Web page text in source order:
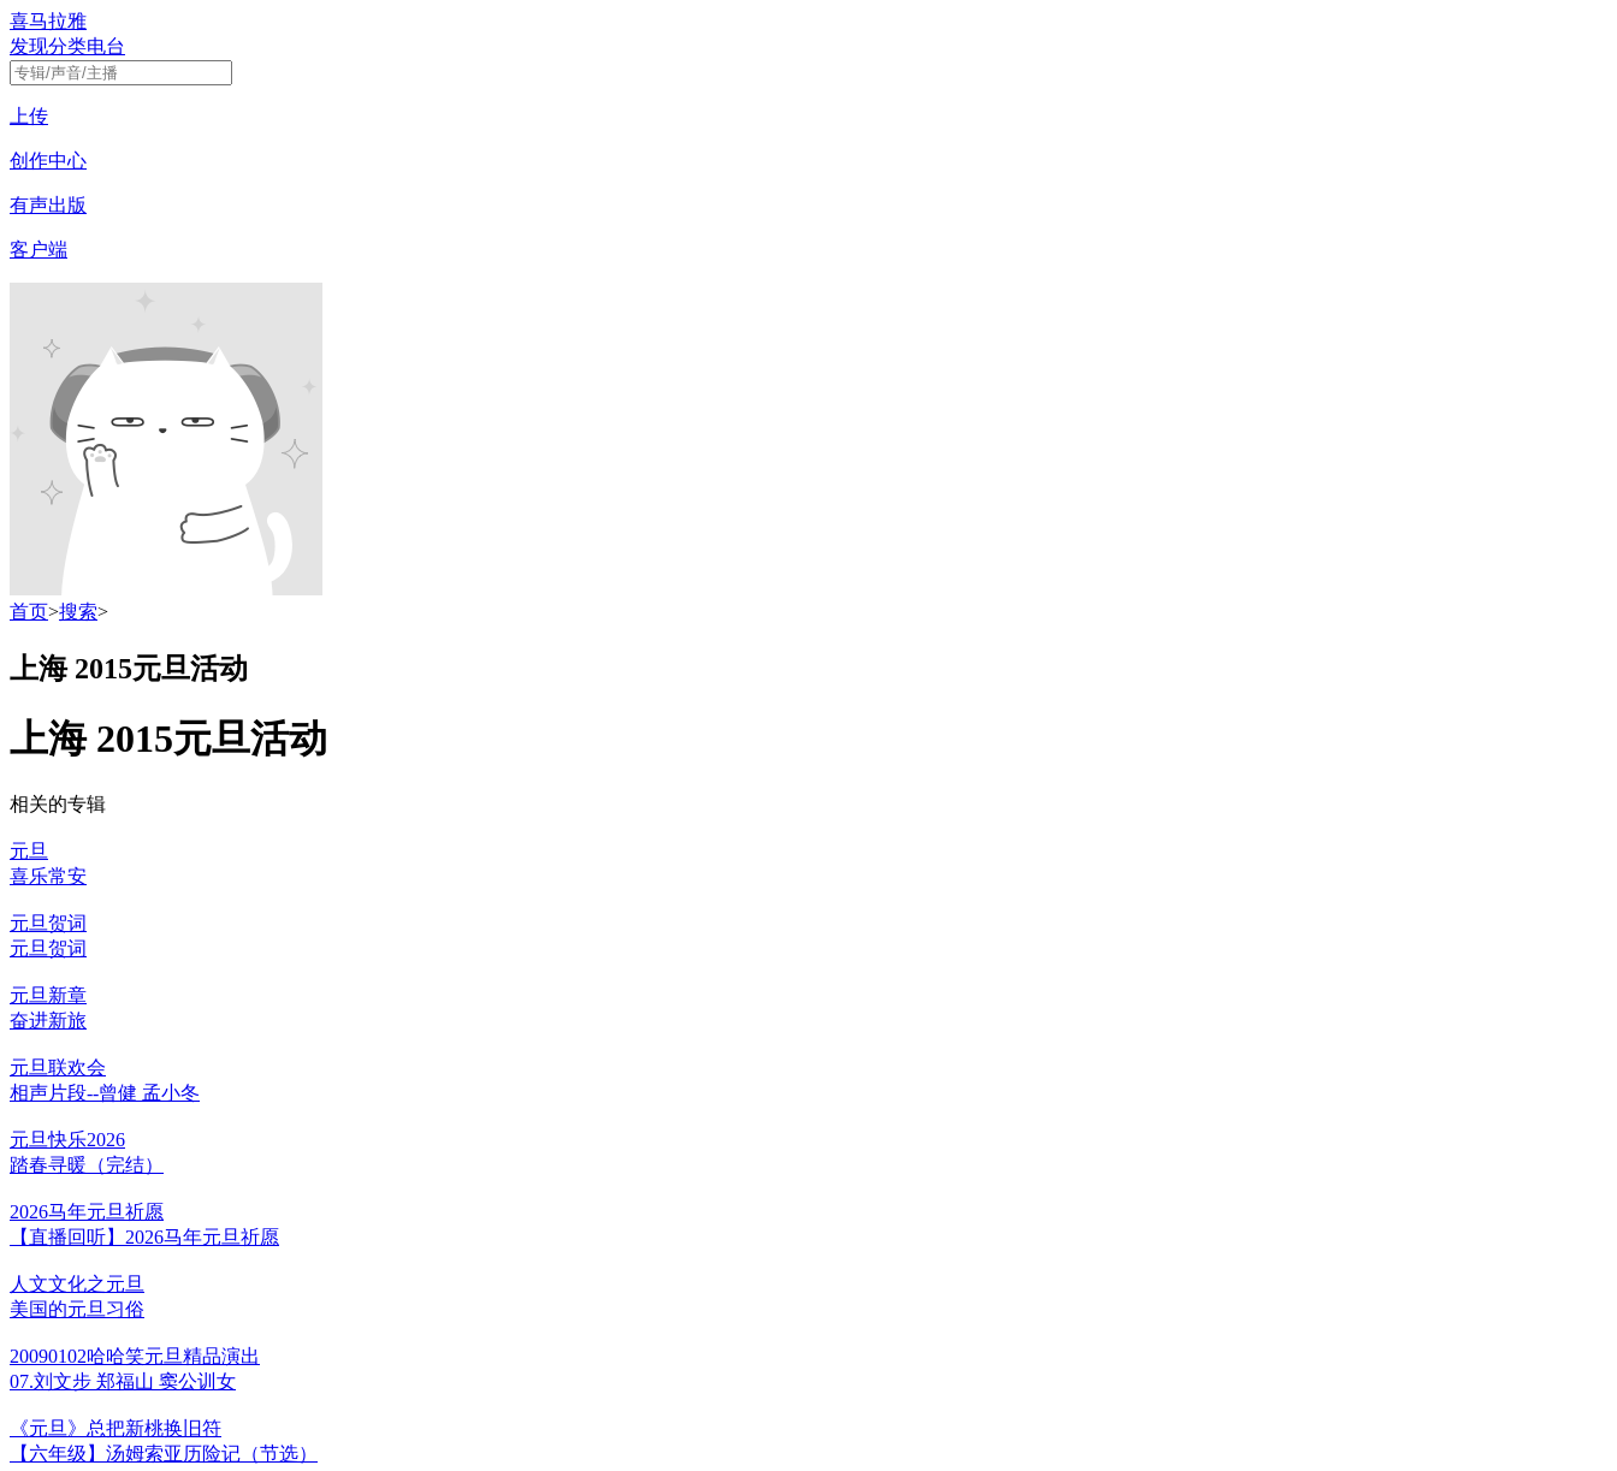
喜马拉雅
发现分类电台
上传
创作中心
有声出版
客户端
首页>搜索>
上海 2015元旦活动
上海 2015元旦活动
相关的专辑
元旦
喜乐常安
元旦贺词
元旦贺词
元旦新章
奋进新旅
元旦联欢会
相声片段--曾健 孟小冬
元旦快乐2026
踏春寻暖（完结）
2026马年元旦祈愿
【直播回听】2026马年元旦祈愿
人文文化之元旦
美国的元旦习俗
20090102哈哈笑元旦精品演出
07.刘文步 郑福山 窦公训女
《元旦》总把新桃换旧符
【六年级】汤姆索亚历险记（节选）